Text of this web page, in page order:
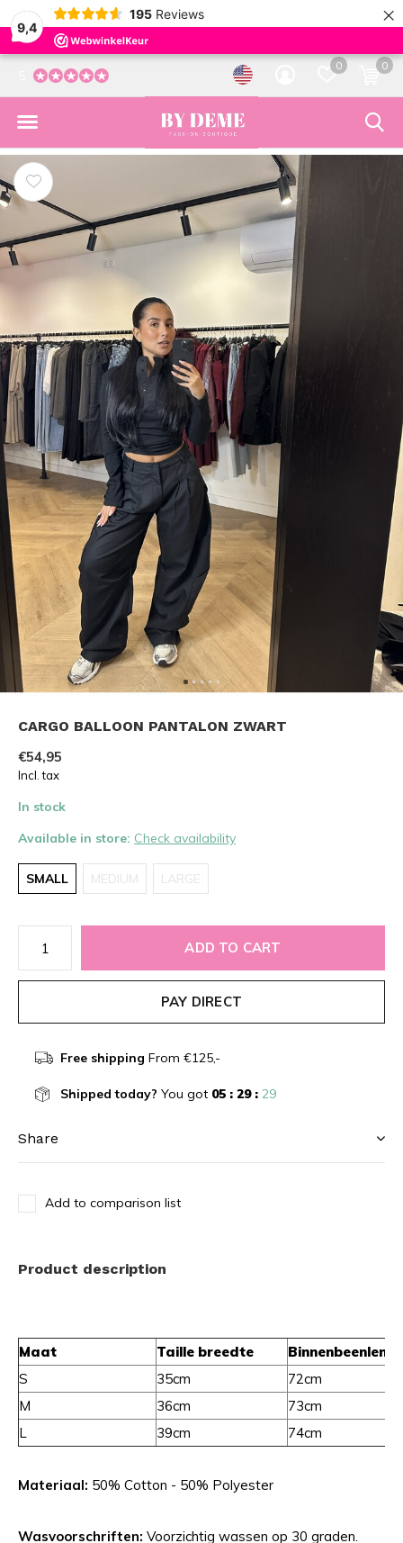
9,4
195 Reviews ×
0 0
CARGO BALLOON PANTALON ZWART
€54,95
Incl. tax
In stock
Available in store: Check availability
SMALL MEDIUM LARGE
ADD TO CART
PAY DIRECT
Free shipping From €125,-
Shipped today? You got 05 : 29 : 29
Share
Add to comparison list
Product description
Maat Taille breedte
S
35cm
72cm
M
36cm
73cm
L
39cm 74cm
Materiaal: 50% Cotton - 50% Polyester
Wasvoorschriften: Voorzichtig wassen op 30 graden.